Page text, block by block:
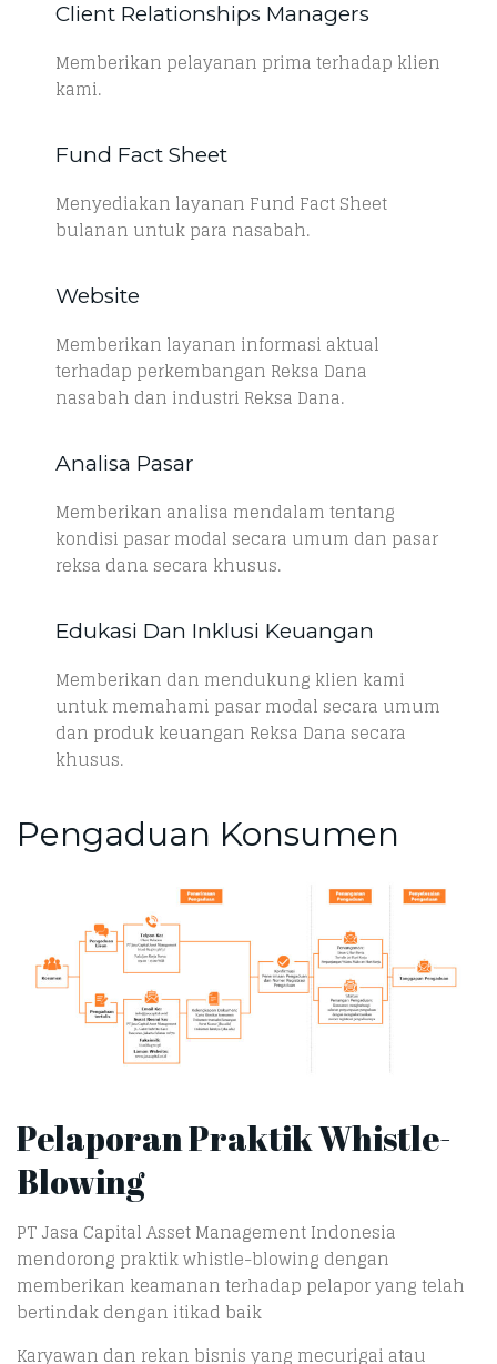
Client Relationships Managers
Memberikan pelayanan prima terhadap klien
kami.
Fund Fact Sheet
Menyediakan layanan Fund Fact Sheet
bulanan untuk para nasabah.
Website
Memberikan layanan informasi aktual
terhadap perkembangan Reksa Dana
nasabah dan industri Reksa Dana.
Analisa Pasar
Memberikan analisa mendalam tentang
kondisi pasar modal secara umum dan pasar
reksa dana secara khusus.
Edukasi Dan Inklusi Keuangan
Memberikan dan mendukung klien kami
untuk memahami pasar modal secara umum
dan produk keuangan Reksa Dana secara
khusus.
Pengaduan Konsumen
Pelaporan Praktik Whistle-
Blowing
PT Jasa Capital Asset Management Indonesia
mendorong praktik whistle-blowing dengan
memberikan keamanan terhadap pelapor yang telah
bertindak dengan itikad baik
Karyawan dan rekan bisnis yang mecurigai atau